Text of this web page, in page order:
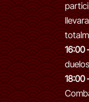
16:00
18:00